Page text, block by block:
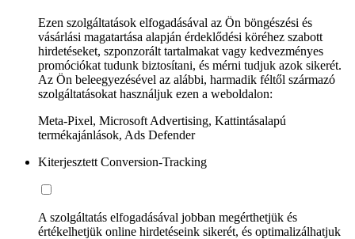
Ezen szolgáltatások elfogadásával az Ön böngészési és
vásárlási magatartása alapján érdeklődési köréhez szabott
hirdetéseket, szponzorált tartalmakat vagy kedvezményes
promóciókat tudunk biztosítani, és mérni tudjuk azok sikerét.
Az Ön beleegyezésével az alábbi, harmadik féltől származó
szolgáltatásokat használjuk ezen a weboldalon:
Meta-Pixel, Microsoft Advertising, Kattintásalapú
termékajánlások, Ads Defender
Kiterjesztett Conversion-Tracking
A szolgáltatás elfogadásával jobban megérthetjük és
értékelhetjük online hirdetéseink sikerét, és optimalizálhatjuk